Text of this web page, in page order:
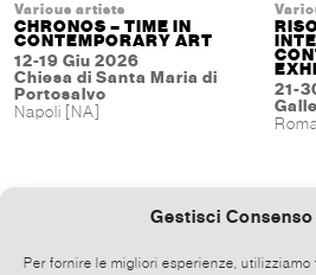
Gestisci
Per fornire le migliori esperienze,
Various artists
CHRONOS – TIME IN
CONTEMPORARY ART
12-19 Giu 2026
Chiesa di Santa Maria di
Portosalvo
Napoli [NA]
21-